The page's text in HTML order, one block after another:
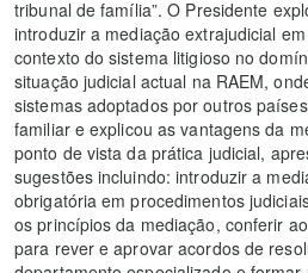
tribunal de família”. O Presidente
introduzir a mediação extrajudicial
contexto do sistema litigioso no
situação judicial actual na RAEM,
sistemas adoptados por outros
familiar e explicou as vantagens da
ponto de vista da prática judicial,
sugestões incluindo: introduzir a
obrigatória em procedimentos
os princípios da mediação, conferir
para rever e aprovar acordos de